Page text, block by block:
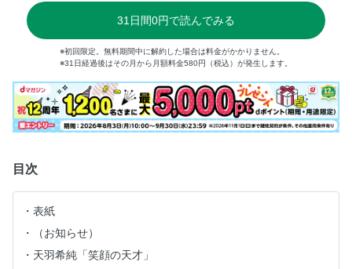
31 日間0円で読んでみる
※初回限定。無料期間中に解約した場合は料金がかかりません。
※31日経過後はその月から月額料金580円（税込）が発生します。
目次
表紙
（お知らせ）
天羽希純「笑顔の天才」